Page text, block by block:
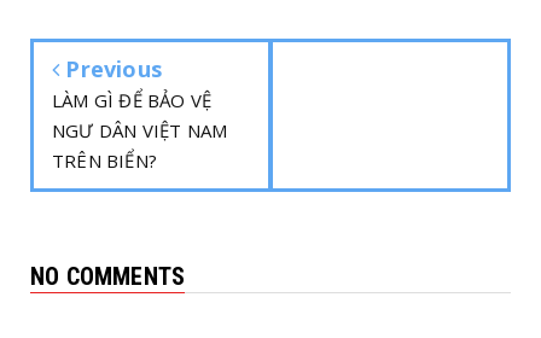
Previous
LÀM GÌ ĐỂ BẢO VỆ
NGƯ DÂN VIỆT NAM
TRÊN BIỂN?
NO COMMENTS